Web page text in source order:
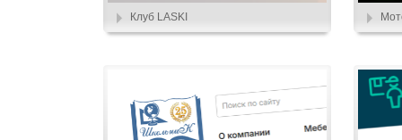
Клуб LASKI